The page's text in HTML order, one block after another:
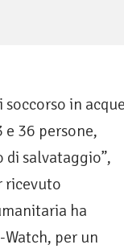
in acque
36 persone,
salvataggio”,
ricevuto
ha
per un